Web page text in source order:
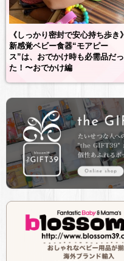
《しっかり密封で安心持ち歩き》
新感覚ベビー食器“モアピー
ス”は、おでかけ時も必需品だっ
た！〜おでかけ編